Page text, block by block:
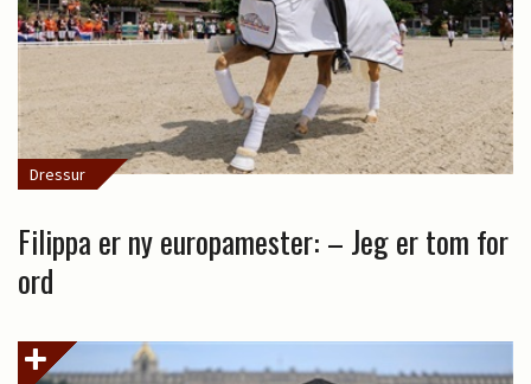
Dressur
Filippa er ny europamester: – Jeg er tom for
ord